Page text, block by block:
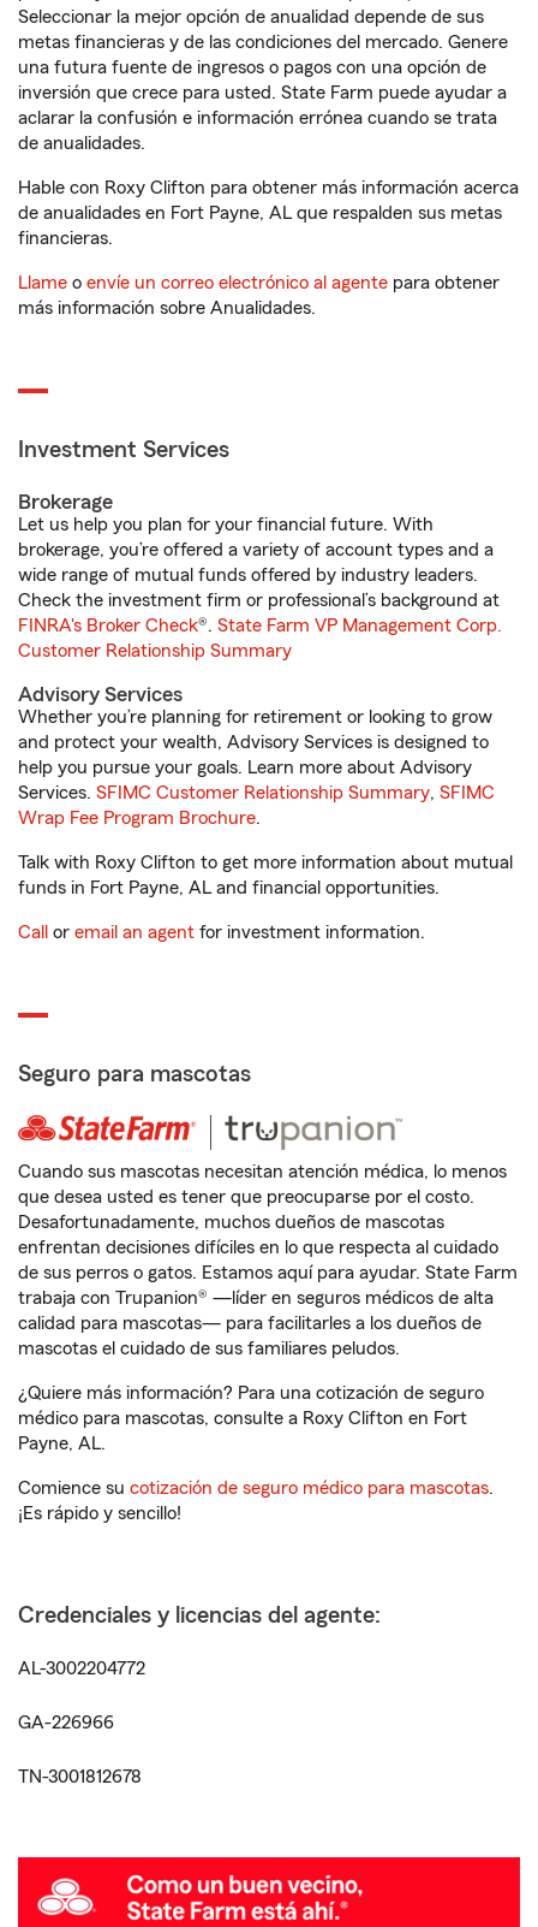
Seleccionar la mejor opción de anualidad depende de sus
metas financieras y de las condiciones del mercado. Genere
una futura fuente de ingresos o pagos con una opción de
inversión que crece para usted. State Farm puede ayudar a
aclarar la confusión e información errónea cuando se trata
de anualidades.
Hable con Roxy Clifton para obtener más información acerca
de anualidades en Fort Payne, AL que respalden sus metas
financieras.
Llame o envíe un correo electrónico al agente para obtener
más información sobre Anualidades.
Investment Services
Brokerage
Let us help you plan for your financial future. With
brokerage, you’re offered a variety of account types and a
wide range of mutual funds offered by industry leaders.
Check the investment firm or professional’s background at
FINRA's Broker Check®. State Farm VP Management Corp.
Customer Relationship Summary
Advisory Services
Whether you’re planning for retirement or looking to grow
and protect your wealth, Advisory Services is designed to
help you pursue your goals. Learn more about Advisory
Services. SFIMC Customer Relationship Summary, SFIMC
Wrap Fee Program Brochure.
Talk with Roxy Clifton to get more information about mutual
funds in Fort Payne, AL and financial opportunities.
Call or email an agent for investment information.
Seguro para mascotas
Cuando sus mascotas necesitan atención médica, lo menos
que desea usted es tener que preocuparse por el costo.
Desafortunadamente, muchos dueños de mascotas
enfrentan decisiones difíciles en lo que respecta al cuidado
de sus perros o gatos. Estamos aquí para ayudar. State Farm
trabaja con Trupanion® —líder en seguros médicos de alta
calidad para mascotas— para facilitarles a los dueños de
mascotas el cuidado de sus familiares peludos.
¿Quiere más información? Para una cotización de seguro
médico para mascotas, consulte a Roxy Clifton en Fort
Payne, AL.
Comience su cotización de seguro médico para mascotas.
¡Es rápido y sencillo!
Credenciales y licencias del agente:
AL-3002204772
GA-226966
TN-3001812678